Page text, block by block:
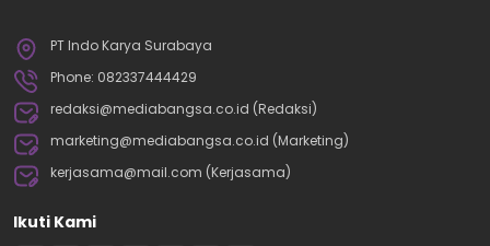
PT Indo Karya Surabaya
Phone: 082337444429
redaksi@mediabangsa.co.id (Redaksi)
marketing@mediabangsa.co.id (Marketing)
kerjasama@mail.com (Kerjasama)
Ikuti Kami